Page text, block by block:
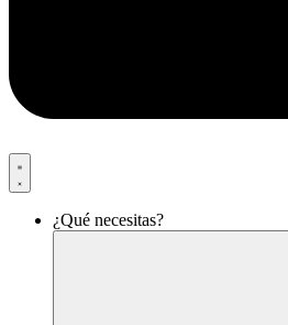
¿Qué necesitas?